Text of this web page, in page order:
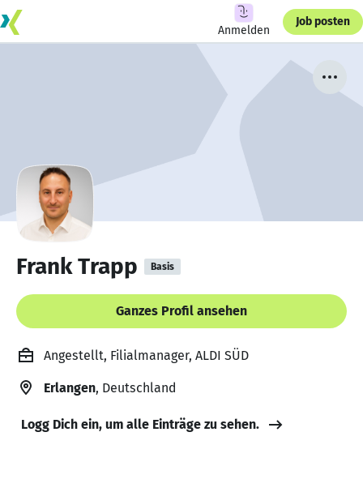
Anmelden
Job posten
Frank Trapp Basis
Ganzes Profil ansehen
Angestellt, Filialmanager, ALDI SÜD
Erlangen, Deutschland
Logg Dich ein, um alle Einträge zu sehen.